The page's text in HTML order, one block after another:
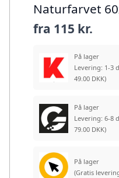
Naturfarvet
fra 115 kr.
På lager
Levering: 1-3
49.00 DKK)
På lager
Levering: 6-8
79.00 DKK)
På lager
(Gratis